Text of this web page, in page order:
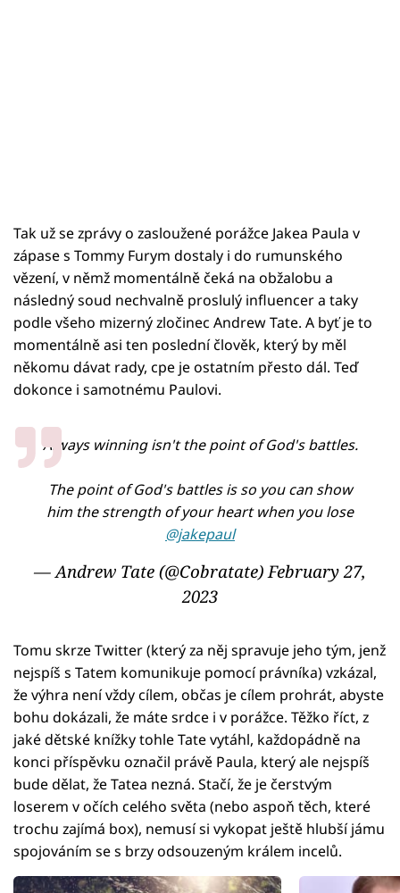
Tak už se zprávy o zasloužené porážce Jakea Paula v
zápase s Tommy Furym dostaly i do rumunského
vězení, v němž momentálně čeká na obžalobu a
následný soud nechvalně proslulý influencer a taky
podle všeho mizerný zločinec Andrew Tate. A byť je to
momentálně asi ten poslední člověk, který by měl
někomu dávat rady, cpe je ostatním přesto dál. Teď
dokonce i samotnému Paulovi.
Always winning isn't the point of God's battles.
The point of God's battles is so you can show
him the strength of your heart when you lose
@jakepaul
— Andrew Tate (@Cobratate)February 27,
2023
Tomu skrze Twitter (který za něj spravuje jeho tým, jenž
nejspíš s Tatem komunikuje pomocí právníka) vzkázal,
že výhra není vždy cílem, občas je cílem prohrát, abyste
bohu dokázali, že máte srdce i v porážce. Těžko říct, z
jaké dětské knížky tohle Tate vytáhl, každopádně na
konci příspěvku označil právě Paula, který ale nejspíš
bude dělat, že Tatea nezná. Stačí, že je čerstvým
loserem v očích celého světa (nebo aspoň těch, které
trochu zajímá box), nemusí si vykopat ještě hlubší jámu
spojováním se s brzy odsouzeným králem incelů.